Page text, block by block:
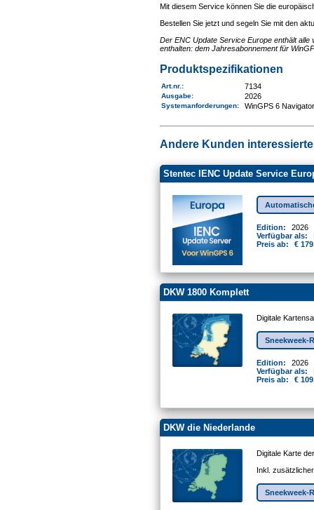
Mit diesem Service können Sie die
Bestellen Sie jetzt und segeln Sie mit den
Der ENC Update Service Europe enthält
enthalten: dem Jahresabonnement für
Produktspezifikationen
Art.nr. : 7134
Ausgabe: 2026
Systemanforderungen: WinGPS 6
Andere Kunden
Stentec IENC Update Service
Edition:
2026
Verfügbar als:
Preis ab:
€
DKW 1800 Komplett
Digitale
Sneekweek-
Edition:
2026
Verfügbar als:
Preis ab:
€
DKW die Niederlande
Digitale Karte
Inkl.
Sneekweek-